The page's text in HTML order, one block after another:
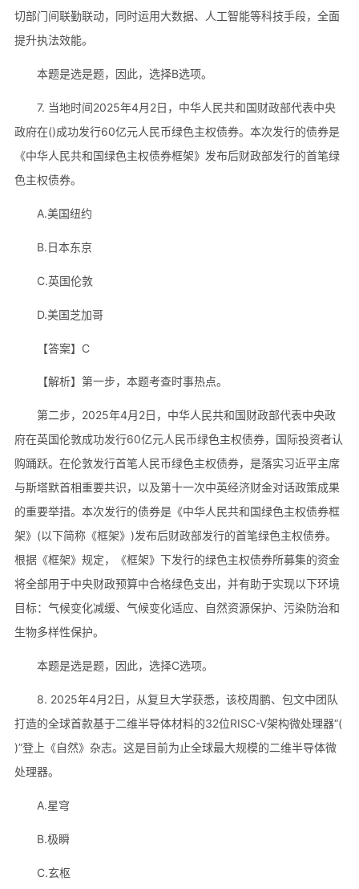
切部门间联勤联动，同时运用大数据、人工智能等科技手段，全面
提升执法效能。
本题是选是题，因此，选择B选项。
7. 当地时间2025年4月2日，中华人民共和国财政部代表中央
政府在()成功发行60亿元人民币绿色主权债券。本次发行的债券是
《中华人民共和国绿色主权债券框架》发布后财政部发行的首笔绿
色主权债券。
A.美国纽约
B.日本东京
C.英国伦敦
D.美国芝加哥
【答案】C
【解析】第一步，本题考查时事热点。
第二步，2025年4月2日，中华人民共和国财政部代表中央政
府在英国伦敦成功发行60亿元人民币绿色主权债券，国际投资者认
购踊跃。在伦敦发行首笔人民币绿色主权债券，是落实习近平主席
与斯塔默首相重要共识，以及第十一次中英经济财金对话政策成果
的重要举措。本次发行的债券是《中华人民共和国绿色主权债券框
架》(以下简称《框架》)发布后财政部发行的首笔绿色主权债券。
根据《框架》规定，《框架》下发行的绿色主权债券所募集的资金
将全部用于中央财政预算中合格绿色支出，并有助于实现以下环境
目标：气候变化减缓、气候变化适应、自然资源保护、污染防治和
生物多样性保护。
本题是选是题，因此，选择C选项。
8. 2025年4月2日，从复旦大学获悉，该校周鹏、包文中团队
打造的全球首款基于二维半导体材料的32位RISC-V架构微处理器“(
)”登上《自然》杂志。这是目前为止全球最大规模的二维半导体微
处理器。
A.星穹
B.极瞬
C.玄枢